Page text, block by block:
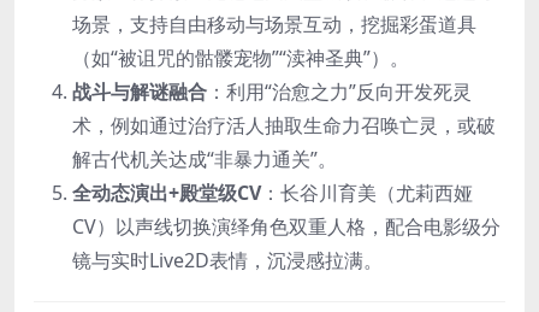
场景，支持自由移动与场景互动，挖掘彩蛋道具
（如“被诅咒的骷髅宠物”“渎神圣典”）。
战斗与解谜融合 ：利用“治愈之力”反向开发死灵
术，例如通过治疗活人抽取生命力召唤亡灵，或破
解古代机关达成“非暴力通关”。
全动态演出+殿堂级CV：长谷川育美（尤莉西娅
CV）以声线切换演绎角色双重人格，配合电影级分
镜与实时Live2D表情，沉浸感拉满。